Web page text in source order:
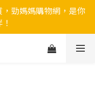
勁媽媽購物網，是你